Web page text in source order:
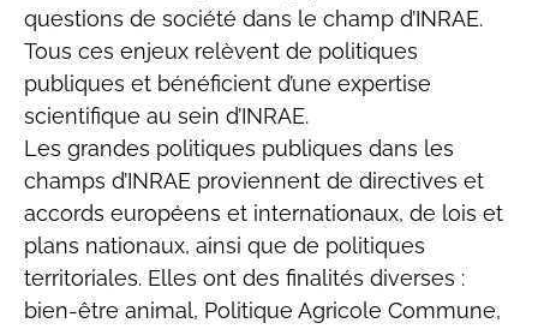
questions de société dans le champ d’INRAE.
Tous ces enjeux relèvent de politiques
publiques et bénéficient d’une expertise
scientifique au sein d’INRAE.
Les grandes politiques publiques dans les
champs d’INRAE proviennent de directives et
accords européens et internationaux, de lois et
plans nationaux, ainsi que de politiques
territoriales. Elles ont des finalités diverses :
bien-être animal, Politique Agricole Commune,